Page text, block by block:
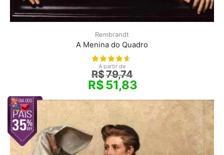
Rembrandt
A Menina do Quadro
A partir de
R$79,74
R$51,83